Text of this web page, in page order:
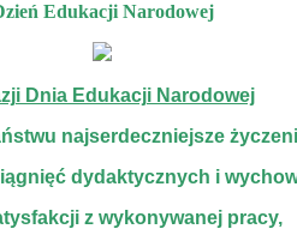
Edukacji Narodowej
Dnia Edukacji Narodowej
najserdeczniejsze
dydaktycznych i
z wykonywanej pracy,